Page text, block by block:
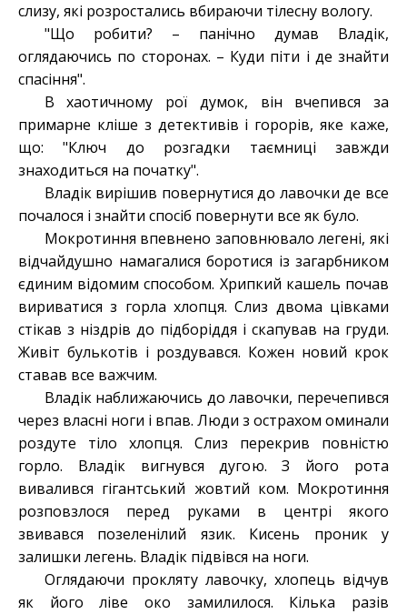
слизу, які розростались вбираючи тілесну вологу.
"Що робити? – панічно думав Владік,
оглядаючись по сторонах. – Куди піти і де знайти
спасіння".
В хаотичному рої думок, він вчепився за
примарне кліше з детективів і горорів, яке каже,
що: "Ключ до розгадки таємниці завжди
знаходиться на початку".
Владік вирішив повернутися до лавочки де все
почалося і знайти спосіб повернути все як було.
Мокротиння впевнено заповнювало легені, які
відчайдушно намагалися боротися із загарбником
єдиним відомим способом. Хрипкий кашель почав
вириватися з горла хлопця. Слиз двома цівками
стікав з ніздрів до підборіддя і скапував на груди.
Живіт булькотів і роздувався. Кожен новий крок
ставав все важчим.
Владік наближаючись до лавочки, перечепився
через власні ноги і впав. Люди з острахом оминали
роздуте тіло хлопця. Слиз перекрив повністю
горло. Владік вигнувся дугою. З його рота
вивалився гігантський жовтий ком. Мокротиння
розповзлося перед руками в центрі якого
звивався позеленілий язик. Кисень проник у
залишки легень. Владік підвівся на ноги.
Оглядаючи прокляту лавочку, хлопець відчув
як його ліве око замилилося. Кілька разів